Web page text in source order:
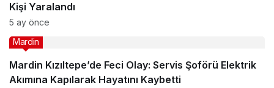
Kişi Yaralandı
5 ay önce
Mardin Kızıltepe’de Feci Olay: Servis Şoförü Elektrik
Akımına Kapılarak Hayatını Kaybetti
Mardin